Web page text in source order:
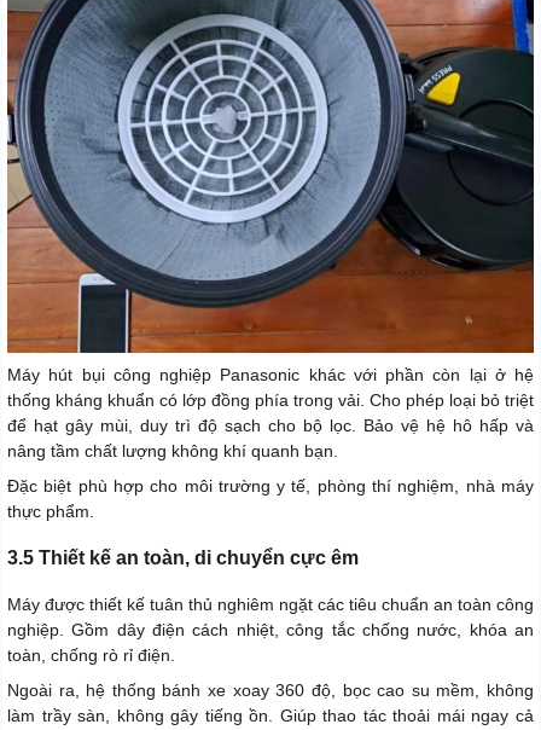
Máy hút bụi công nghiệp Panasonic khác với phần còn lại ở hệ
thống kháng khuẩn có lớp đồng phía trong vải. Cho phép loại bỏ triệt
để hạt gây mùi, duy trì độ sạch cho bộ lọc. Bảo vệ hệ hô hấp và
nâng tầm chất lượng không khí quanh bạn.
Đặc biệt phù hợp cho môi trường y tế, phòng thí nghiệm, nhà máy
thực phẩm.
3.5 Thiết kế an toàn, di chuyển cực êm
Máy được thiết kế tuân thủ nghiêm ngặt các tiêu chuẩn an toàn công
nghiệp. Gồm dây điện cách nhiệt, công tắc chống nước, khóa an
toàn, chống rò rỉ điện.
Ngoài ra, hệ thống bánh xe xoay 360 độ, bọc cao su mềm, không
làm trầy sàn, không gây tiếng ồn. Giúp thao tác thoải mái ngay cả